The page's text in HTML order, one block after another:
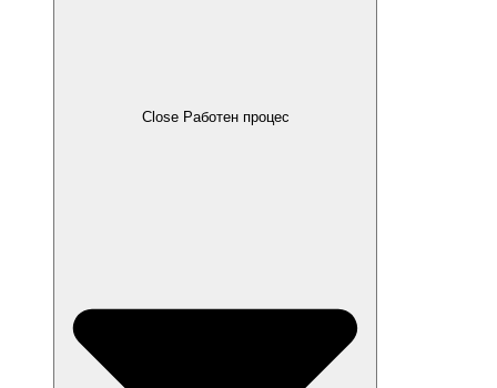
Close Работен процес